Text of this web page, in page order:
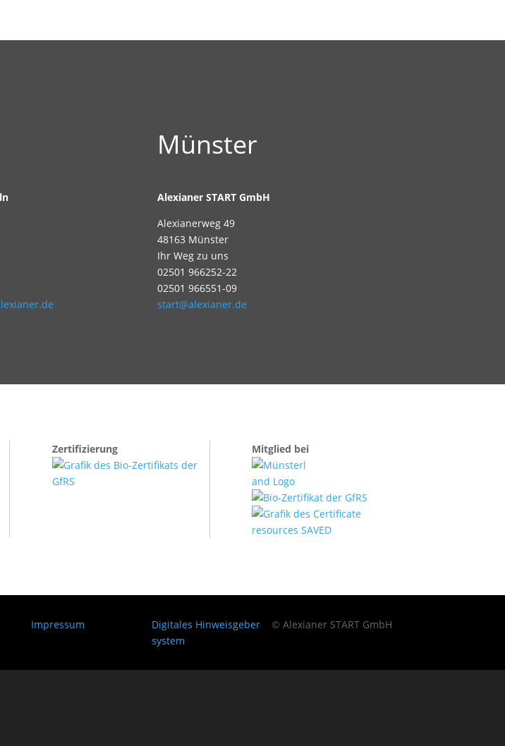
Münster
Alexianer START GmbH
Alexianerweg 49
48163 Münster
Ihr Weg zu uns
02501 966252-22
02501 966551-09
start@alexianer.de
Zertifizierung Mitglied bei
Impressum
Digitales Hinweisgeber
system
© Alexianer START GmbH